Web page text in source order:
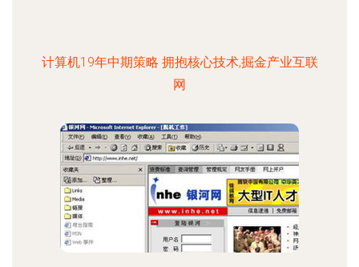
计算机19年中期策略 拥抱核心技术,掘金产业互联
网